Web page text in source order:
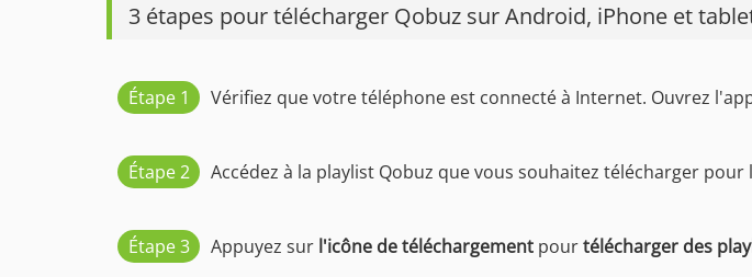
3 étapes pour télécharger Qobuz sur Android, iPhone et
Étape 1 Vérifiez que votre téléphone est connecté à Internet. Ouvrez
Étape 2 Accédez à la playlist Qobuz que vous souhaitez télécharger
Étape 3 Appuyez sur l'icône de téléchargement pourtélécharger des